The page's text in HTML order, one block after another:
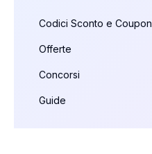
Codici Sconto e Coupon
Offerte
Concorsi
Guide